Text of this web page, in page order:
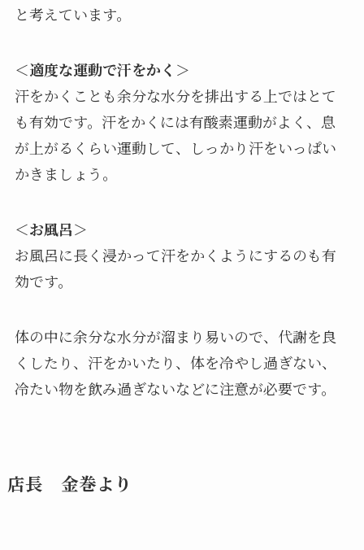
と考えています。
＜適度な運動で汗をかく＞
汗をかくことも余分な水分を排出する上ではとて
も有効です。汗をかくには有酸素運動がよく、息
が上がるくらい運動して、しっかり汗をいっぱい
かきましょう。
＜お風呂＞
お風呂に長く浸かって汗をかくようにするのも有
効です。
体の中に余分な水分が溜まり易いので、代謝を良
くしたり、汗をかいたり、体を冷やし過ぎない、
冷たい物を飲み過ぎないなどに注意が必要です。
店長 金巻より